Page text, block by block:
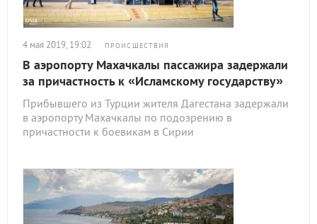
4 мая 2019, 19:02 ПРОИСШЕСТВИЯ
В аэропорту Махачкалы пассажира задержали
за причастность к «Исламскому государству»
Прибывшего из Турции жителя Дагестана задержали
в аэропорту Махачкалы по подозрению в
причастности к боевикам в Сирии